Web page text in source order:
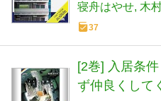
寝舟はやせ 木
37
[2巻] 入居条
ず仲良くして